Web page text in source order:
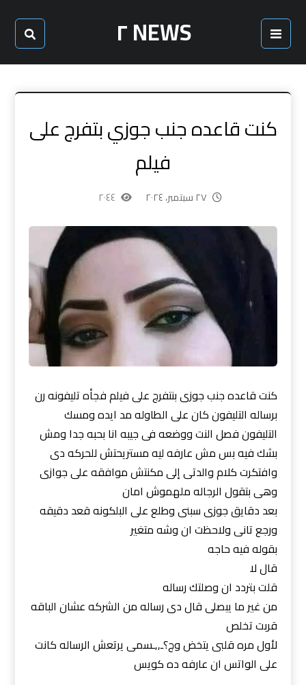
NEWS ٢
كنت قاعده جنب جوزي بتفرج على
فيلم
٢٧ سبتمبر، ٢٠٢٤ ٢٠٤٤
كنت قاعده جنب جوزى بنتفرج على فيلم فجأه تليفونه رن
برساله التليفون كان على الطاوله مد ايده ومسك
التليفون فصل النت ووضعه فى جيبه انا بحبه جدا ومش
بشك فيه بس مش عارفه ليه مستريحتش للحركه دى
وافتكرت كلام والدتى إلى مكنتش موافقه على جوازى
وهى بتقول الرجاله ملهموش امان
بعد دقايق جوزى سبنى وطلع على البلكونه قعد دقيقه
ورجع تانى ولاحظت ان وشه متغير
بقوله فيه حاجه
قال لا
قلت بتردد ان وصلتك رساله
من غير ما يبصلى قال دى رساله من الشركه عشان الباقه
قربت تخلص
لأول مره قلبى يتخض وج؟ـ,,ـسمى يرتعش الرساله كانت
على الواتس ان عارفه ده كويس